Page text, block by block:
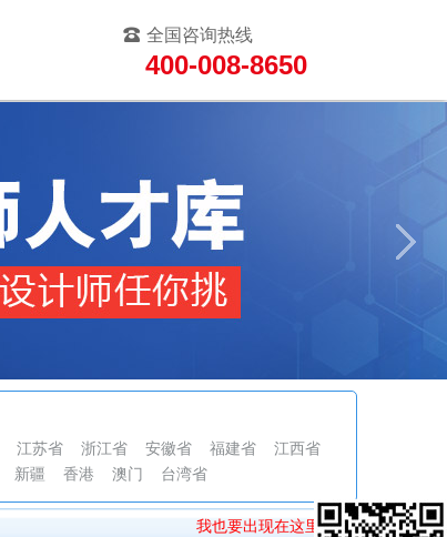
全国咨询热线
400-008-8650
江苏省 浙江省 安徽省 福建省
江西省
新疆 香港 澳门 台湾省
我也要出现在这里>>